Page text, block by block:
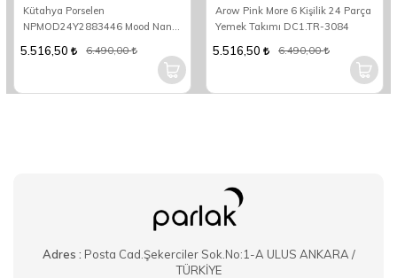
Kütahya Porselen
NPMOD24Y2883446 Mood Nano
Takımı
5.516,50 6.490,00
Arow Pink More 6 Kişilik 24 Parça
Yemek Takımı DC1.TR-3084
5.516,50 6.490,00
Adres : Posta Cad.Şekerciler Sok.No:1-A ULUS ANKARA /
TÜRKİYE